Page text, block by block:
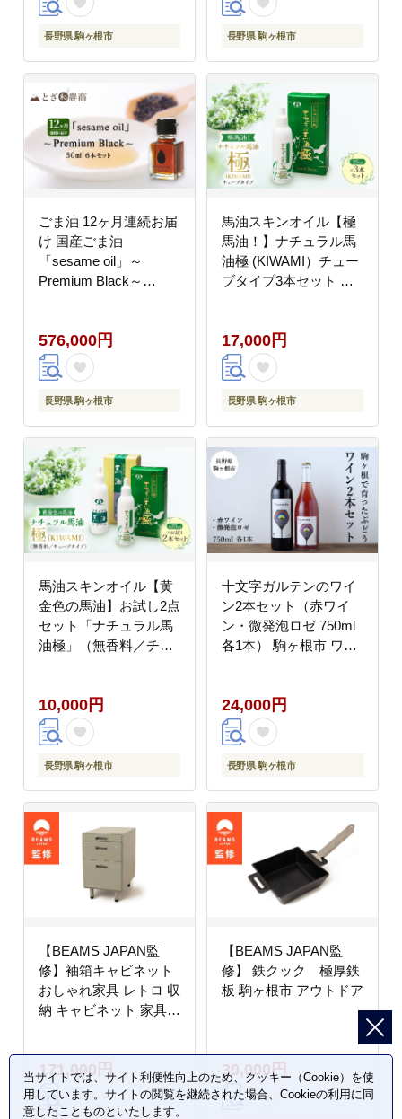
長野県 駒ヶ根市 長野県 駒ヶ根市
ごま油 12ヶ月連続お届
け 国産ごま油
「sesame oil」～
Premium Black～
料 長野県駒ケ根市産
576,000円
長野県 駒ヶ根市
馬油スキンオイル【極
馬油！】ナチュラル馬
油極 (KIWAMI）チュー
ブタイプ3本セット 信
17,000円
長野県 駒ヶ根市
馬油スキンオイル【黄
金色の馬油】お試し2点
セット「ナチュラル馬
油極」（無香料／チュ
10,000円
長野県 駒ヶ根市
十文字ガルテンのワイ
ン2本セット（赤ワイ
ン・微発泡ロゼ 750ml
各1本） 駒ヶ根市 ワイ
24,000円
長野県 駒ヶ根市
【BEAMS JAPAN監
修】袖箱キャビネット
おしゃれ家具 レトロ 収
納 キャビネット 家具
171,000円
【BEAMS JAPAN監
修】 鉄クック 極厚鉄
板 駒ヶ根市 アウトドア
30,000円
当サイトでは、サイト利便性向上のため、クッキー（Cookie）を使
用しています。サイトの閲覧を継続された場合、Cookieの利用に同
意したことものといたします。